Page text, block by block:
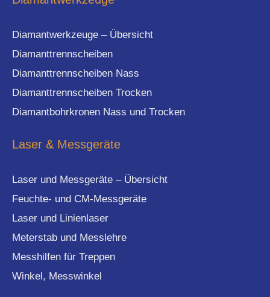
Diamantwerkzeuge – Übersicht
Diamanttrennscheiben
Diamanttrennscheiben Nass
Diamanttrennscheiben Trocken
Diamantbohrkronen Nass und Trocken
Laser & Messgeräte
Laser und Messgeräte – Übersicht
Feuchte- und CM-Messgeräte
Laser und Linienlaser
Meterstab und Messlehre
Messhilfen für Treppen
Winkel, Messwinkel